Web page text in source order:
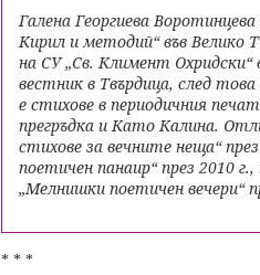
Галена Георгиева
Кирил и методий“ във Велико
на СУ „Св. Климент
вестник в Твърдица, след
е стихове в периодичния
прегръдка и Като Калина.
стихове за вечните неща“
поетичен панаир“ през 2010
„Мелнишки поетичен вечери“
* * *